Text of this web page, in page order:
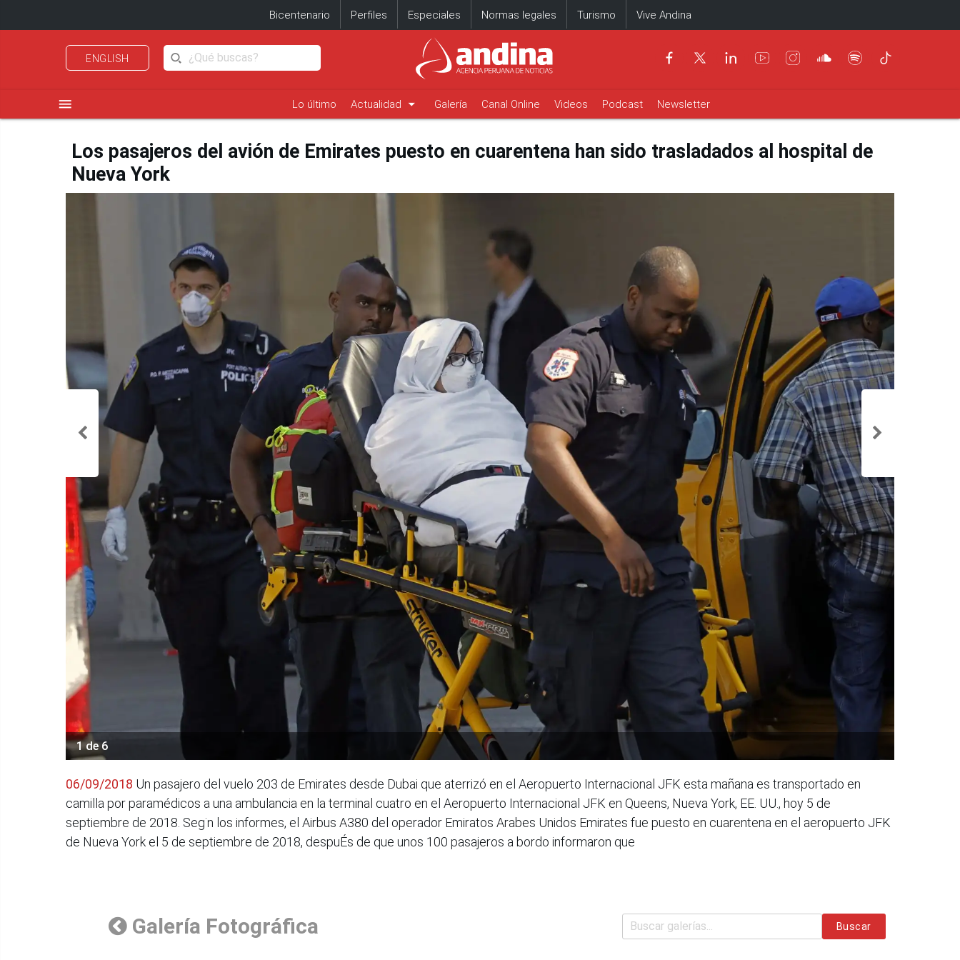
Bicentenario Perfiles Especiales Normas legales Turismo Vive Andina
ENGLISH
menu Lo último Actualidad arrow_drop_down Galería Canal Online Videos Podcast Newsletter
Los pasajeros del avión de Emirates puesto en cuarentena han sido trasladados al hospital de
Nueva York
1 de 6
06/09/2018 Un pasajero del vuelo 203 de Emirates desde Dubai que aterrizó en el Aeropuerto Internacional JFK esta mañana es transportado en
camilla por paramédicos a una ambulancia en la terminal cuatro en el Aeropuerto Internacional JFK en Queens, Nueva York, EE. UU., hoy 5 de
septiembre de 2018. Seg˙n los informes, el Airbus A380 del operador Emiratos Arabes Unidos Emirates fue puesto en cuarentena en el aeropuerto JFK
de Nueva York el 5 de septiembre de 2018, despuÉs de que unos 100 pasajeros a bordo informaron que
Galería Fotográfica Buscar